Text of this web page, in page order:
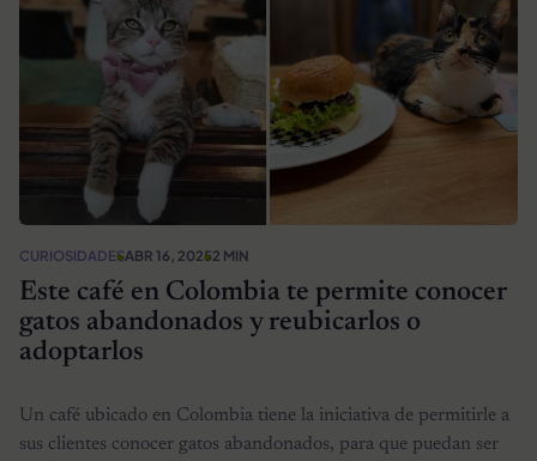
CURIOSIDADESABR 16, 20252 MIN
Este café en Colombia te permite conocer
gatos abandonados y reubicarlos o
adoptarlos
Un café ubicado en Colombia tiene la iniciativa de permitirle a
sus clientes conocer gatos abandonados, para que puedan ser